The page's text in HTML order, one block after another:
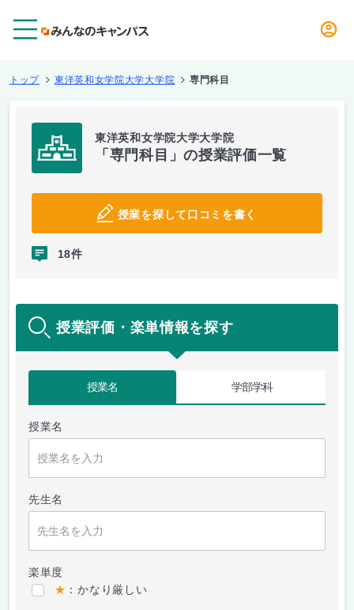
トップ 東洋英和女学院大学大学院 専門科目
東洋英和女学院大学大学院
「専門科目」の授業評価一覧
授業を探して口コミを書く
18件
授業評価・楽単情報を探す
授業名 学部学科
授業名
先生名
楽単度
★ ：かなり厳しい